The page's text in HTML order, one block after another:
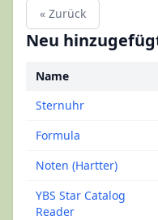
« Zurück
Neu
Name
Sternuhr
Formula
Noten (Hartter)
YBS Star Catalog
Reader